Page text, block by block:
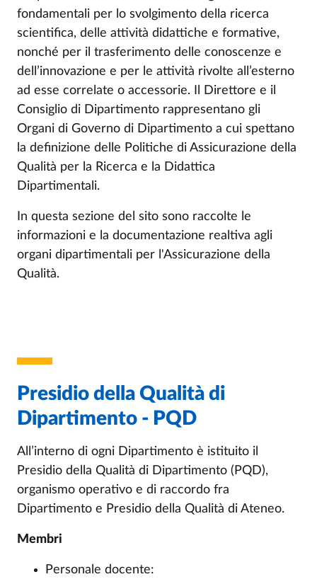
fondamentali per lo svolgimento della ricerca
scientifica, delle attività didattiche e formative,
nonché per il trasferimento delle conoscenze e
dell’innovazione e per le attività rivolte all’esterno
ad esse correlate o accessorie. Il Direttore e il
Consiglio di Dipartimento rappresentano gli
Organi di Governo di Dipartimento a cui spettano
la definizione delle Politiche di Assicurazione della
Qualità per la Ricerca e la Didattica
Dipartimentali.
In questa sezione del sito sono raccolte le
informazioni e la documentazione realtiva agli
organi dipartimentali per l'Assicurazione della
Qualità.
Presidio della Qualità di
Dipartimento - PQD
All’interno di ogni Dipartimento è istituito il
Presidio della Qualità di Dipartimento (PQD),
organismo operativo e di raccordo fra
Dipartimento e Presidio della Qualità di Ateneo.
Membri
Personale docente: